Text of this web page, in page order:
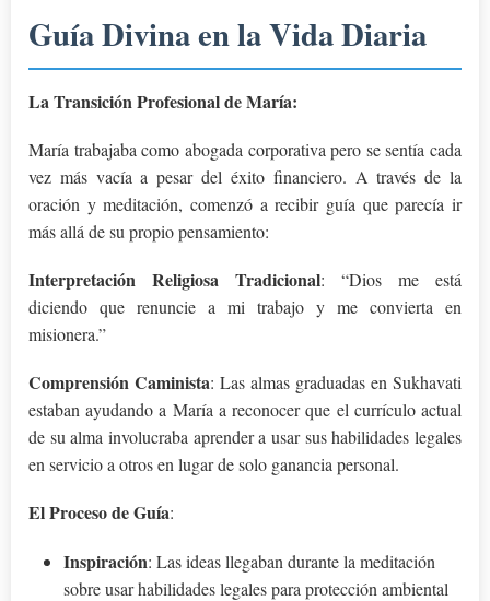
Guía Divina en la Vida Diaria
La Transición Profesional de María:
María trabajaba como abogada corporativa pero se sentía cada
vez más vacía a pesar del éxito financiero. A través de la
oración y meditación, comenzó a recibir guía que parecía ir
más allá de su propio pensamiento:
Interpretación Religiosa Tradicional: “Dios me está
diciendo que renuncie a mi trabajo y me convierta en
misionera.”
Comprensión Caminista: Las almas graduadas en Sukhavati
estaban ayudando a María a reconocer que el currículo actual
de su alma involucraba aprender a usar sus habilidades legales
en servicio a otros en lugar de solo ganancia personal.
El Proceso de Guía:
Inspiración: Las ideas llegaban durante la meditación
sobre usar habilidades legales para protección ambiental